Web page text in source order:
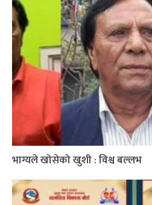
भाग्यले खोसेको खुशी : विश्व बल्लभ